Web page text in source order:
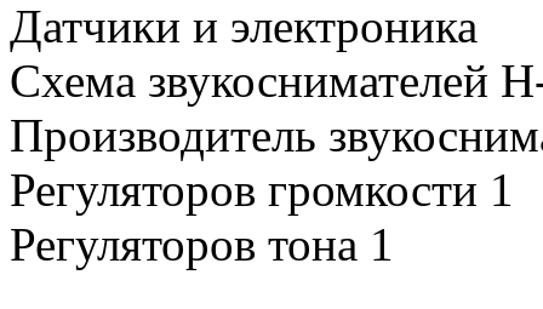
Датчики и электроника
Схема звукоснимателей
Производитель
Регуляторов громкости 1
Регуляторов тона 1